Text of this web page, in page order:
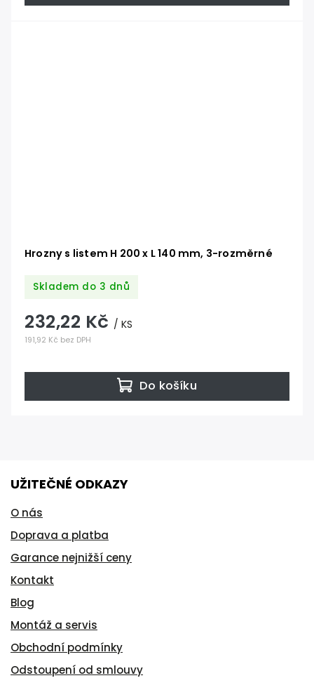
Hrozny s listem H 200 x L 140 mm, 3-rozměrné
Skladem do 3 dnů
191,92 Kč bez DPH
232,22 Kč / KS
Do košíku
UŽITEČNÉ ODKAZY
O nás
Doprava a platba
Garance nejnižší ceny
Kontakt
Blog
Montáž a servis
Obchodní podmínky
Odstoupení od smlouvy